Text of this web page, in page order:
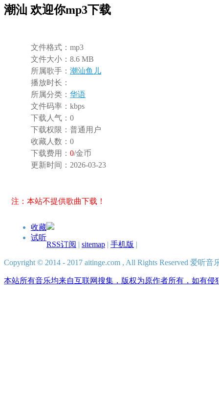
潮汕 欢迎你mp3下载
文件格式： mp3
文件大小： 8.6 MB
所属歌手： 潮汕鱼儿
播放时长：
所属分类： 华语
文件码率： kbps
下载人气： 0
下载权限： 普通用户
收藏人数： 0
下载费用： 0/金币
更新时间： 2026-03-23
注：本站不提供歌曲下载！
收藏
试听
RSS订阅 | sitemap | 手机版 |
Copyright © 2014 - 2017 aitinge.com , All Rights Reserved 爱听音
本站所有音乐均来自互联网搜集，版权为原作者所有，如有侵